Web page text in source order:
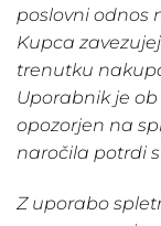
poslovni odnos
Kupca
trenutku
Uporabnik je
opozorjen na
naročila potrdi
Z uporabo